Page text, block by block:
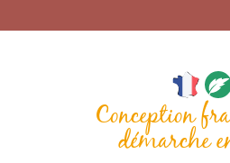
Conception
démarche